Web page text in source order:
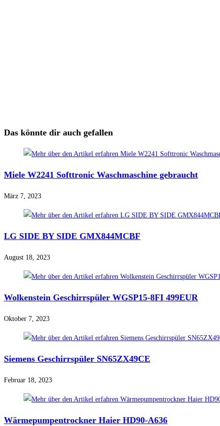
Das könnte dir auch gefallen
Miele W2241 Softtronic Waschmaschine gebraucht
März 7, 2023
LG SIDE BY SIDE GMX844MCBF
August 18, 2023
Wolkenstein Geschirrspüler WGSP15-8FI 499EUR
Oktober 7, 2023
Siemens Geschirrspüler SN65ZX49CE
Februar 18, 2023
Wärmepumpentrockner Haier HD90-A636